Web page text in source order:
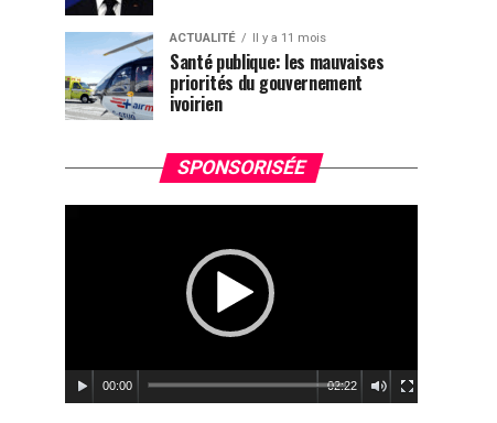
ACTUALITÉ Il y a 11 mois
Santé publique: les mauvaises
priorités du gouvernement
ivoirien
SPONSORISÉE
vidéo
00:00 02:22